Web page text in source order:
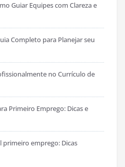
Guiar Equipes com Clareza e
Completo para Planejar seu
no Currículo de
Primeiro Emprego: Dicas e
primeiro emprego: Dicas